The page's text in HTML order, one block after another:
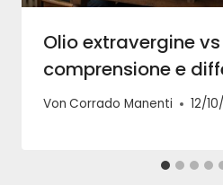
Olio extravergine
comprensione e
Von Corrado Manenti 12/